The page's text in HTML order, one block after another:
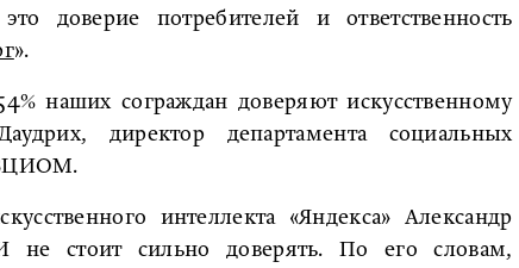
доверие потребителей и ответственность
».
наших сограждан доверяют искусственному
директор департамента социальных
ВЦИОМ.
интеллекта «Яндекса» Александр
стоит сильно доверять. По его словам,